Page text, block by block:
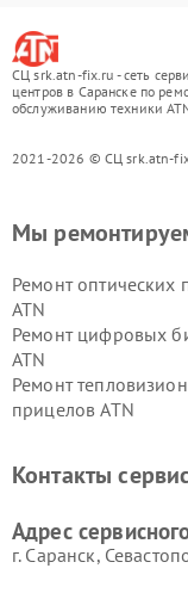
СЦ srk.atn-fix.ru - сеть
центров в Саранске по
обслуживанию техники
2021-2026 © СЦ srk.atn-
Мы
Ремонт оптических
ATN
Ремонт цифровых
ATN
Ремонт
прицелов ATN
Контакты
Адрес
г. Саранск,